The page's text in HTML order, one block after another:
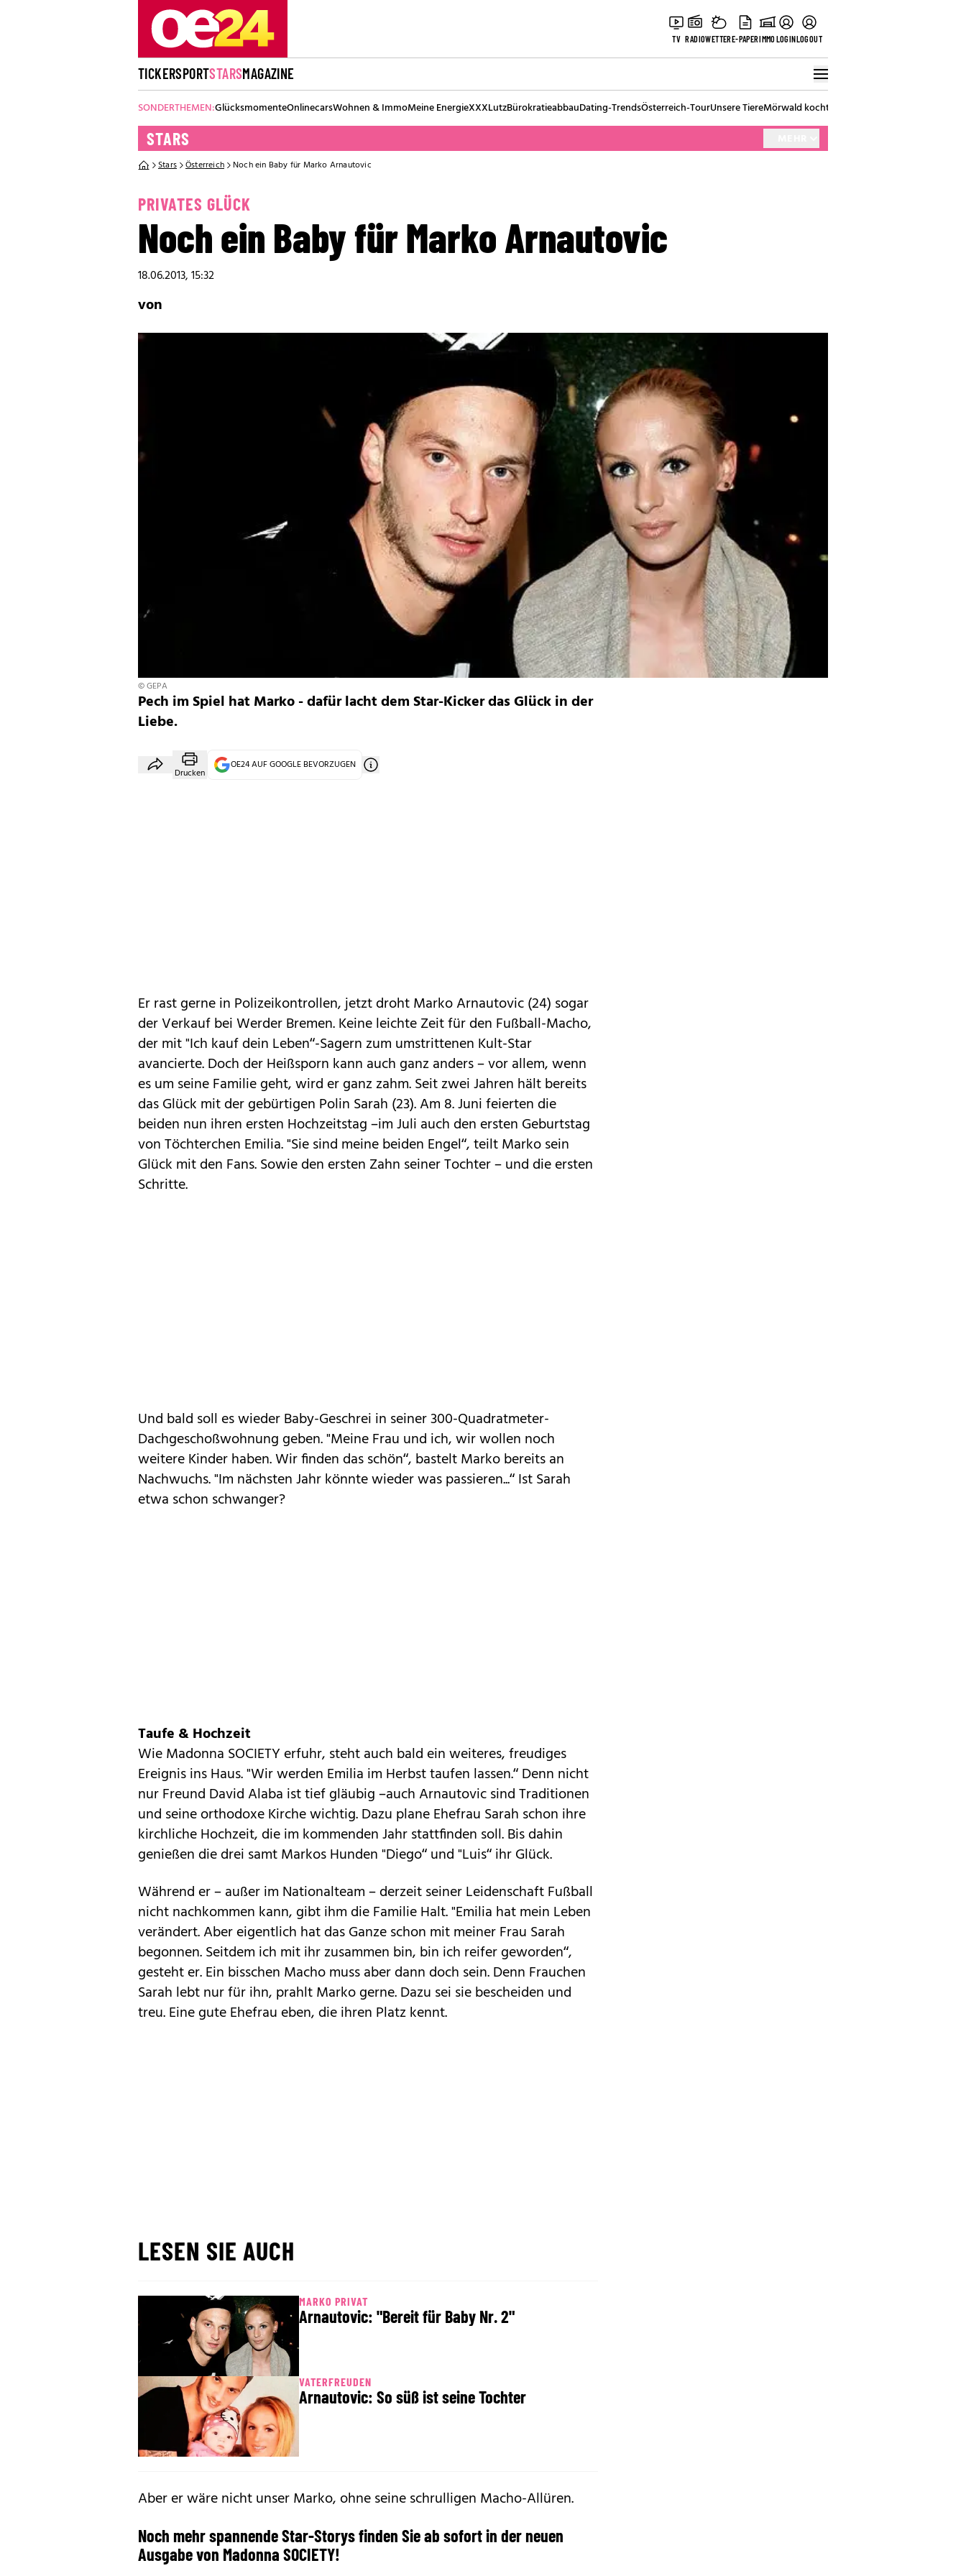
TV RADIOWETTERE-PAPERIMMOLOGINLOGOUT
TICKERSPORTSTARSMAGAZINE
SONDERTHEMEN:GlücksmomenteOnlinecarsWohnen & ImmoMeine EnergieXXXLutzBürokratieabbauDating-TrendsÖsterreich-TourUnsere TiereMörwald kocht
STARS
Stars Österreich Noch ein Baby für Marko Arnautovic
PRIVATES GLÜCK
Noch ein Baby für Marko Arnautovic
18.06.2013, 15:32
von
© GEPA
Pech im Spiel hat Marko - dafür lacht dem Star-Kicker das Glück in der
Liebe.
Drucken
OE24 AUF GOOGLE BEVORZUGEN
Er rast gerne in Polizeikontrollen, jetzt droht Marko Arnautovic (24) sogar
der Verkauf bei Werder Bremen. Keine leichte Zeit für den Fußball-Macho,
der mit "Ich kauf dein Leben“-Sagern zum umstrittenen Kult-Star
avancierte. Doch der Heißsporn kann auch ganz anders – vor allem, wenn
es um seine Familie geht, wird er ganz zahm. Seit zwei Jahren hält bereits
das Glück mit der gebürtigen Polin Sarah (23). Am 8. Juni feierten die
beiden nun ihren ersten Hochzeitstag –im Juli auch den ersten Geburtstag
von Töchterchen Emilia. "Sie sind meine beiden Engel“, teilt Marko sein
Glück mit den Fans. Sowie den ersten Zahn seiner Tochter – und die ersten
Schritte.
Und bald soll es wieder Baby-Geschrei in seiner 300-Quadratmeter-
Dachgeschoßwohnung geben. "Meine Frau und ich, wir wollen noch
weitere Kinder haben. Wir finden das schön“, bastelt Marko bereits an
Nachwuchs. "Im nächsten Jahr könnte wieder was passieren...“ Ist Sarah
etwa schon schwanger?
Taufe & Hochzeit
Wie Madonna SOCIETY erfuhr, steht auch bald ein weiteres, freudiges
Ereignis ins Haus. "Wir werden Emilia im Herbst taufen lassen.“ Denn nicht
nur Freund David Alaba ist tief gläubig –auch Arnautovic sind Traditionen
und seine orthodoxe Kirche wichtig. Dazu plane Ehefrau Sarah schon ihre
kirchliche Hochzeit, die im kommenden Jahr stattfinden soll. Bis dahin
genießen die drei samt Markos Hunden "Diego“ und "Luis“ ihr Glück.
Während er – außer im Nationalteam – derzeit seiner Leidenschaft Fußball
nicht nachkommen kann, gibt ihm die Familie Halt. "Emilia hat mein Leben
verändert. Aber eigentlich hat das Ganze schon mit meiner Frau Sarah
begonnen. Seitdem ich mit ihr zusammen bin, bin ich reifer geworden“,
gesteht er. Ein bisschen Macho muss aber dann doch sein. Denn Frauchen
Sarah lebt nur für ihn, prahlt Marko gerne. Dazu sei sie bescheiden und
treu. Eine gute Ehefrau eben, die ihren Platz kennt.
LESEN SIE AUCH
MARKO PRIVAT
Arnautovic: "Bereit für Baby Nr. 2"
VATERFREUDEN
Arnautovic: So süß ist seine Tochter
Aber er wäre nicht unser Marko, ohne seine schrulligen Macho-Allüren.
Noch mehr spannende Star-Storys finden Sie ab sofort in der neuen
Ausgabe von Madonna SOCIETY!